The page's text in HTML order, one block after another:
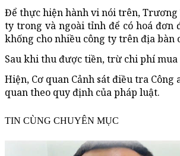
Để thực hiện hành vi nói trên, Trương
ty trong và ngoài tỉnh để có hoá đơn
khống cho nhiều công ty trên địa
Sau khi thu được tiền, trừ chi phí
Hiện, Cơ quan Cảnh sát điều tra
quan theo quy định của pháp luật.
TIN CÙNG CHUYÊN MỤC